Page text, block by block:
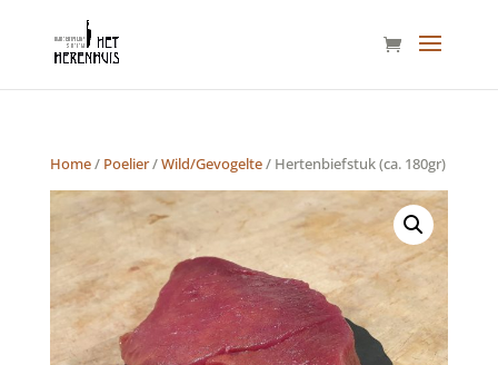
Home/ Poelier/Wild/Gevogelte/ Hertenbiefstuk (ca. 180gr)